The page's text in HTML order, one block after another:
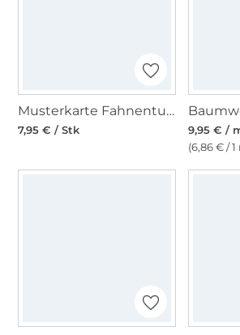
Musterkarte Fahnentuch / Cretonne
7,95 € / Stk
9,95 € /
(6,86 € / 1